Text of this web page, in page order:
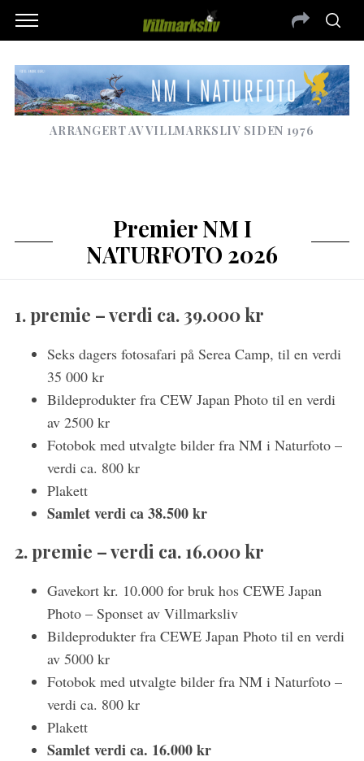
ARRANGERT AV VILLMARKSLIV SIDEN 1976
Premier NM I
NATURFOTO 2026
1. premie – verdi ca. 39.000 kr
Seks dagers fotosafari på Serea Camp, til en verdi
35 000 kr
Bildeprodukter fra CEW Japan Photo til en verdi
av 2500 kr
Fotobok med utvalgte bilder fra NM i Naturfoto –
verdi ca. 800 kr
Plakett
Samlet verdi ca 38.500 kr
2. premie – verdi ca. 16.000 kr
Gavekort kr. 10.000 for bruk hos CEWE Japan
Photo – Sponset av Villmarksliv
Bildeprodukter fra CEWE Japan Photo til en verdi
av 5000 kr
Fotobok med utvalgte bilder fra NM i Naturfoto –
verdi ca. 800 kr
Plakett
Samlet verdi ca. 16.000 kr